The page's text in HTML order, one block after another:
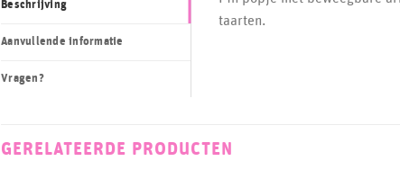
Beschrijving
Aanvullende informatie
Vragen?
taarten.
GERELATEERDE PRODUCTEN